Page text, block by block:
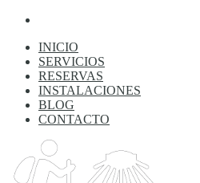
INICIO
SERVICIOS
RESERVAS
INSTALACIONES
BLOG
CONTACTO